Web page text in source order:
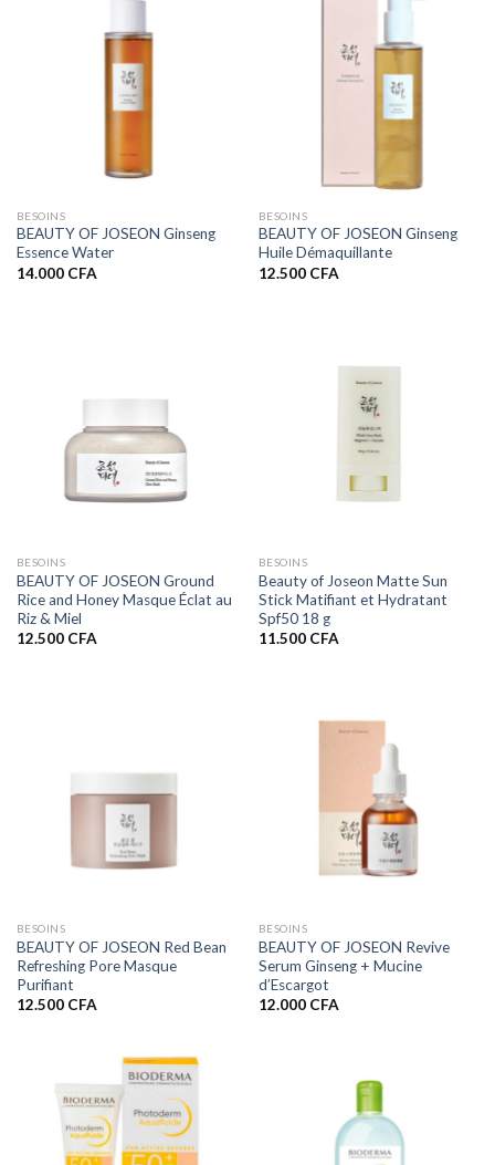
BESOINS
BEAUTY OF JOSEON Ginseng
Essence Water
14.000 CFA
BESOINS
BEAUTY OF JOSEON Ginseng
Huile Démaquillante
12.500 CFA
BESOINS
BEAUTY OF JOSEON Ground
Rice and Honey Masque Éclat au
Riz & Miel
12.500 CFA
BESOINS
Beauty of Joseon Matte Sun
Stick Matifiant et Hydratant
Spf50 18 g
11.500 CFA
BESOINS
BEAUTY OF JOSEON Red Bean
Refreshing Pore Masque
Purifiant
12.500 CFA
BESOINS
BEAUTY OF JOSEON Revive
Serum Ginseng + Mucine
d’Escargot
12.000 CFA